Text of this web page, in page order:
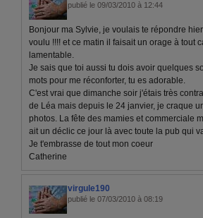
publié le 09/03/2010 à 12:44
Bonjour ma Sylvie, je voulais te répondre
voulu !!!! et ce matin il faisait un orage à tout
lamentable.
Je sais que toi aussi tu dois avoir quelques
mots pour me réconforter, tu es adorable.
C'est vrai que dimanche soir j'étais très
de Léa mais depuis le 24 janvier, je craque
photos. La fête des mamies et commerciale
ait un déclic ce jour là avec toute la pub qui
Je t'embrasse de tout mon coeur
Catherine
virgule190
publié le 07/03/2010 à 08:19